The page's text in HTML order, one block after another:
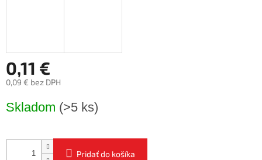
0,11 €
0,09 € bez DPH
cena:
Skladom (>5 ks)
Pridať do košíka